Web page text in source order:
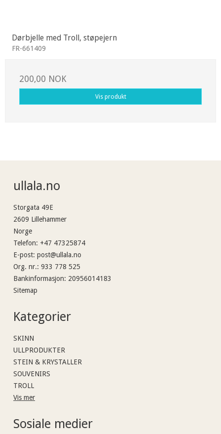
Dørbjelle med Troll, støpejern
FR-661409
200,00 NOK
Vis produkt
ullala.no
Storgata 49E
2609 Lillehammer
Norge
Telefon: +47 47325874
E-post: post@ullala.no
Org. nr.: 933 778 525
Bankinformasjon: 20956014183
Sitemap
Kategorier
SKINN
ULLPRODUKTER
STEIN & KRYSTALLER
SOUVENIRS
TROLL
Vis mer
Sosiale medier